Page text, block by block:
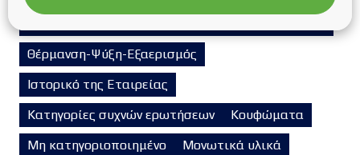
Θέρμανση-Ψύξη-Εξαερισμός
Ιστορικό της Εταιρείας
Κατηγορίες συχνών ερωτήσεων
Κουφώματα
Μη κατηγοριοποιημένο
Μονωτικά υλικά